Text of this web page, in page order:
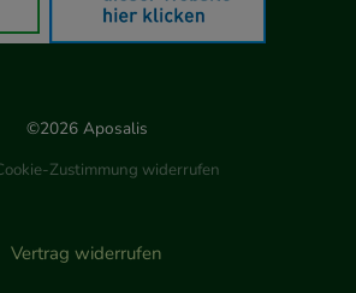
©2026 Aposalis
Zustimmung widerrufen
Vertrag widerrufen